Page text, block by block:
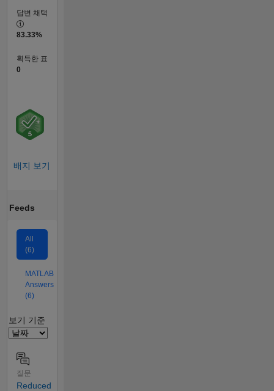
답변 채택
83.33%
획득한 표
0
배지 보기
Feeds
All
(6)
MATLAB
Answers
(6)
Filter2
보기 기준
질문
Reduced